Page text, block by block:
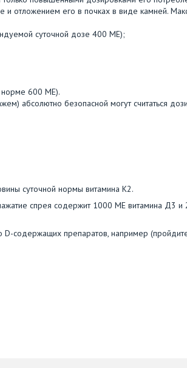
и отложением его в почках в виде камней.
суточной дозе 400 МЕ);
600 МЕ).
абсолютно безопасной могут считаться
суточной нормы витамина К2.
спрея содержит 1000 МЕ витамина Д3 и
D-содержащих препаратов, например